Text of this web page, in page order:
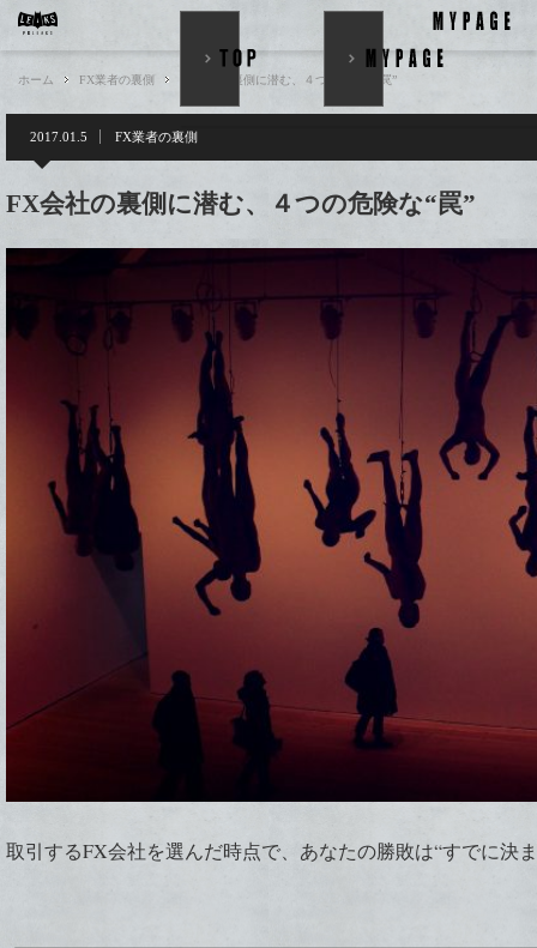
ホーム FX業者の裏側 FX会社の裏側に潜む、４つの危険な“罠”
2017.01.5 FX業者の裏側
FX会社の裏側に潜む、４つの危険な“罠”
取引するFX会社を選んだ時点で、あなたの勝敗は“すでに決